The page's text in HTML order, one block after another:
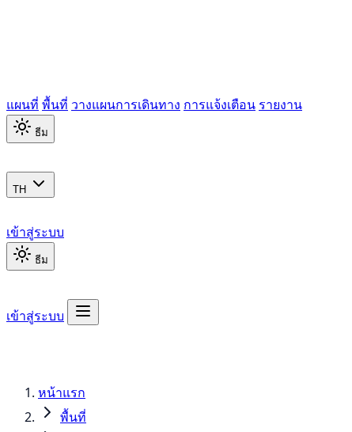
แผนที่ พื้นที่ วางแผนการเดินทาง การแจ้งเตือน รายงาน
ธีม
TH
เข้าสู่ระบบ
ธีม
เข้าสู่ระบบ
หน้าแรก
พื้นที่